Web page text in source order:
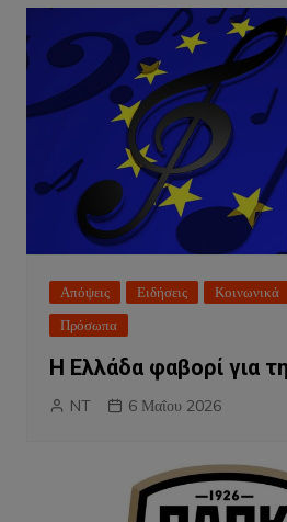
Απόψεις Ειδήσεις Κοινωνικά
Πρόσωπα
Η Ελλάδα φαβορί για
NT 6 Μαΐου 2026